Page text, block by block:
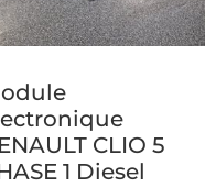
CLIO 5
1 Diesel